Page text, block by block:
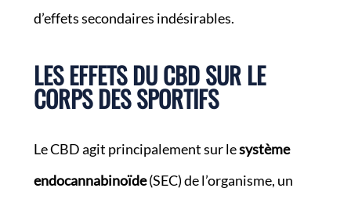
d’effets secondaires indésirables.
LES EFFETS DU CBD SUR LE
CORPS DES SPORTIFS
Le CBD agit principalement sur lesystème
endocannabinoïde(SEC) de l’organisme, un